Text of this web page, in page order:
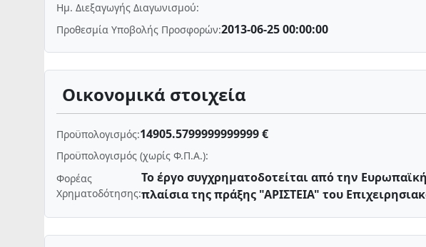
Ημ. Διεξαγωγής Διαγωνισμού:
Προθεσμία Υποβολής Προσφορών:2013-06-25 00:00:00
Οικονομικά στοιχεία
Προϋπολογισμός:14905.5799999999999 €
Προϋπολογισμός (χωρίς Φ.Π.Α.):
Φορέας
Χρηματοδότησης:
Το έργο συγχρηματοδοτείται από την
πλαίσια της πράξης